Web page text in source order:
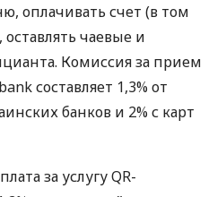
оплачивать счет (в том
чаевые и
Комиссия за прием
составляет 1,3% от
банков и 2% с карт
за услугу QR-